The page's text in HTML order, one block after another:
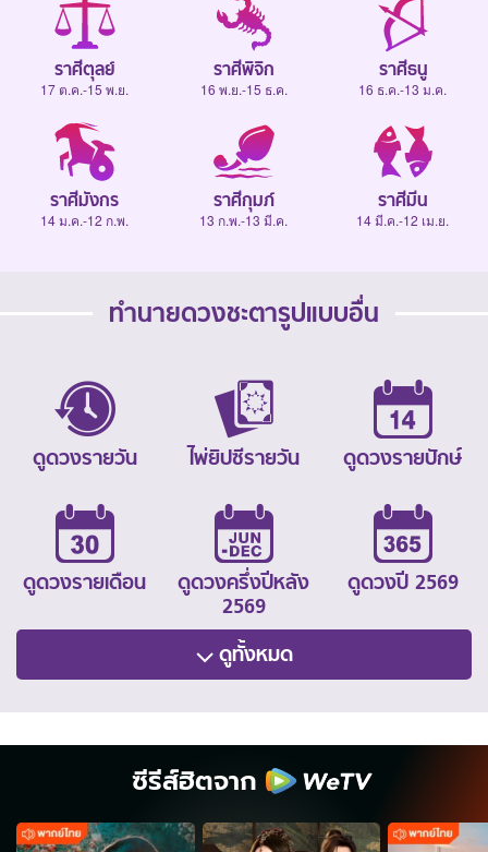
ราศีตุลย์
17 ต.ค.-15 พ.ย.
ราศีพิจิก
16 พ.ย.-15 ธ.ค.
ราศีธนู
16 ธ.ค.-13 ม.ค.
ราศีมังกร
14 ม.ค.-12 ก.พ.
ราศีกุมภ์
13 ก.พ.-13 มี.ค.
ราศีมีน
14 มี.ค.-12 เม.ย.
ทำนายดวงชะตารูปแบบอื่น
ดูดวงรายวัน ไพ่ยิปซีรายวัน ดูดวงรายปักษ์
ดูดวงรายเดือน
ดูดวงครึ่งปีหลัง
2569
ดูดวงปี 2569
ดูทั้งหมด
ซีรีส์ฮิตจาก